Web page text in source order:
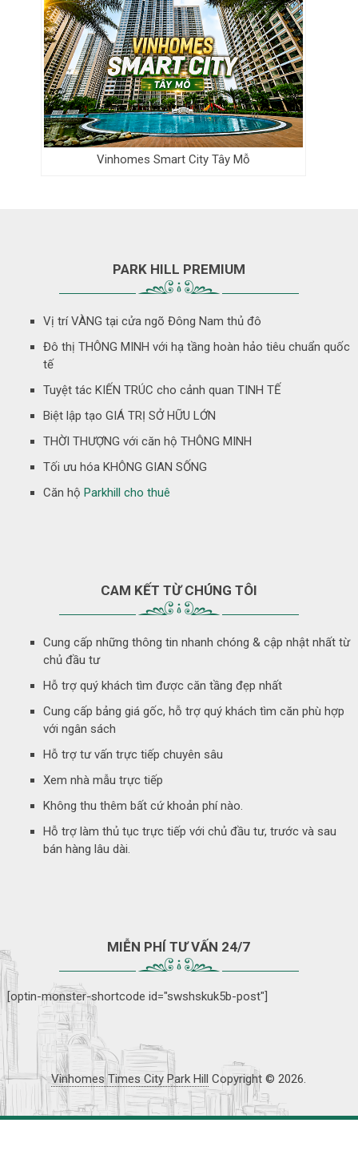
Vinhomes Smart City Tây Mỗ
PARK HILL PREMIUM
Vị trí VÀNG tại cửa ngõ Đông Nam thủ đô
Đô thị THÔNG MINH với hạ tầng hoàn hảo tiêu chuẩn quốc
tế
Tuyệt tác KIẾN TRÚC cho cảnh quan TINH TẾ
Biệt lập tạo GIÁ TRỊ SỞ HỮU LỚN
THỜI THƯỢNG với căn hộ THÔNG MINH
Tối ưu hóa KHÔNG GIAN SỐNG
Căn hộParkhill cho thuê
CAM KẾT TỪ CHÚNG TÔI
Cung cấp những thông tin nhanh chóng & cập nhật nhất từ
chủ đầu tư
Hỗ trợ quý khách tìm được căn tầng đẹp nhất
Cung cấp bảng giá gốc, hỗ trợ quý khách tìm căn phù hợp
với ngân sách
Hỗ trợ tư vấn trực tiếp chuyên sâu
Xem nhà mẫu trực tiếp
Không thu thêm bất cứ khoản phí nào.
Hỗ trợ làm thủ tục trực tiếp với chủ đầu tư, trước và sau
bán hàng lâu dài.
MIỄN PHÍ TƯ VẤN 24/7
[optin-monster-shortcode id="swshskuk5b-post"]
Vinhomes Times City Park Hill Copyright © 2026.